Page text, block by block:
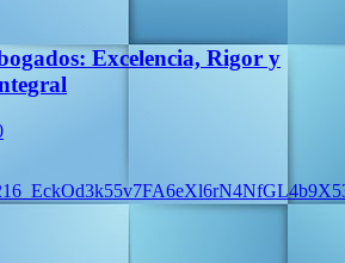
Excelencia, Rigor y